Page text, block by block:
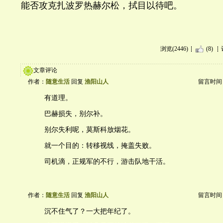
能否攻克扎波罗热赫尔松，拭目以待吧。
浏览(2446) (8)
文章评论
作者： 随意生活 回复 渔阳山人 留言时间
有道理。
巴赫损失，别尔补。
别尔失利呢，莫斯科放烟花。
就一个目的：转移视线，掩盖失败。
司机滴，正规军的不行，游击队地干活。
作者： 随意生活 回复 渔阳山人 留言时间
沉不住气了？一大把年纪了。